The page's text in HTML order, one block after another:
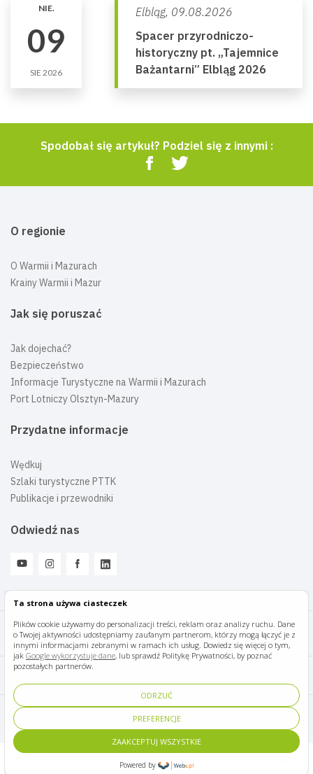
Ta strona używa ciasteczek
Plików cookie używamy do personalizacji treści, reklam oraz analizy ruchu. Dane
o Twojej aktywności udostępniamy zaufanym partnerom, którzy mogą łączyć je z
innymi informacjami zebranymi w ramach ich usług. Dowiedz się więcej o tym,
jak Google wykorzystuje dane, lub sprawdź Politykę Prywatności, by poznać
pozostałych partnerów.
ODRZUĆ
PREFERENCJE
ZAAKCEPTUJ WSZYSTKIE
Powered by
NIE.
09
SIE 2026
Elbląg, 09.08.2026
Spacer przyrodniczo-
historyczny pt. „Tajemnice
Bażantarni” Elbląg 2026
Spodobał się artykuł? Podziel się z innymi :
O regionie
O Warmii i Mazurach
Krainy Warmii i Mazur
Jak się poruszać
Jak dojechać?
Bezpieczeństwo
Informacje Turystyczne na Warmii i Mazurach
Port Lotniczy Olsztyn-Mazury
Przydatne informacje
Wędkuj
Szlaki turystyczne PTTK
Publikacje i przewodniki
Odwiedź nas
Mazury Travel © 2026
Polityka prywatności
Designed by Panda Marketing